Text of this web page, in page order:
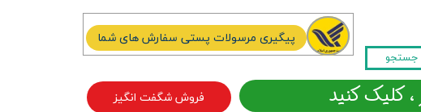
جستجو
فروش شگفت انگیز کلیک کنید
پیگیری مرسولات پستی سفارش های شما